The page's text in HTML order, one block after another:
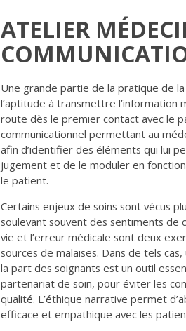
ATELIER
Une grande partie de la pratique de
l’aptitude à transmettre l’information
route dès le premier contact avec le
communicationnel permettant au
afin d’identifier des éléments qui lui
jugement et de le moduler en
le patient.
Certains enjeux de soins sont vécus
soulevant souvent des sentiments de
vie et l’erreur médicale sont deux
sources de malaises. Dans de tels
la part des soignants est un outil
partenariat de soin, pour éviter les
qualité. L’éthique narrative permet
efficace et empathique avec les